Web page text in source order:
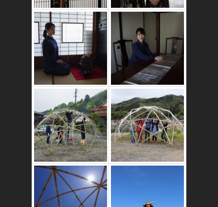
かたゑ庵築100年
の古民家
竹ドームのワーク